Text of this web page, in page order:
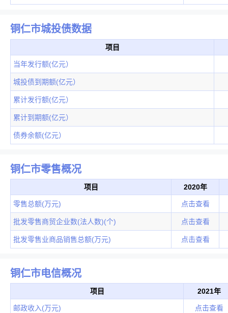
铜仁市城投债数据
项目
当年发行额(亿元）
城投债到期额(亿元）
累计发行额(亿元）
累计到期额(亿元）
债券余额(亿元）
铜仁市零售概况
项目 2020年
零售总额(万元) 点击查看
批发零售商贸企业数(法人数)(个) 点击查看
批发零售业商品销售总额(万元) 点击查看
铜仁市电信概况
项目 2021年
邮政收入(万元) 点击查看